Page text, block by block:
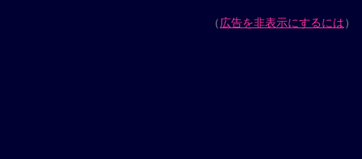
（広告を非表示にするには）